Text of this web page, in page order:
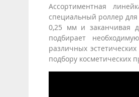
Ассортиментная
специальный роллер
0,25 мм и заканчивая
подбирает
различных
подбору косметических